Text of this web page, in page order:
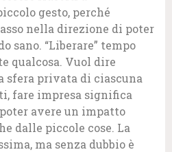
gesto, perché
nella direzione di poter
sano. “Liberare” tempo
qualcosa. Vuol dire
sfera privata di ciascuna
fare impresa significa
avere un impatto
dalle piccole cose. La
ma senza dubbio è